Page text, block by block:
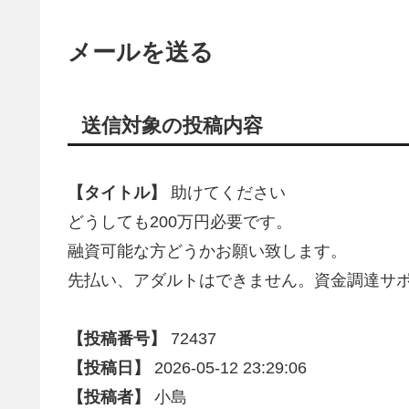
メールを送る
送信対象の投稿内容
【タイトル】
助けてください
どうしても200万円必要です。
融資可能な方どうかお願い致します。
先払い、アダルトはできません。資金調達サ
【投稿番号】
72437
【投稿日】
2026-05-12 23:29:06
【投稿者】
小島